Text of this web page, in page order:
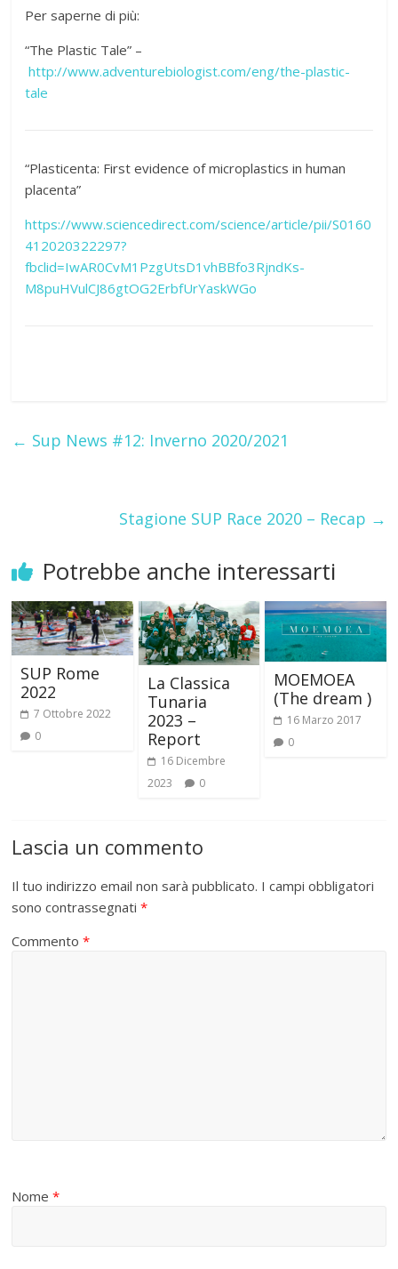
Per saperne di più:
“The Plastic Tale” –
http://www.adventurebiologist.com/eng/the-plastic-
tale
“Plasticenta: First evidence of microplastics in human
placenta”
https://www.sciencedirect.com/science/article/pii/S0160
412020322297?
fbclid=IwAR0CvM1PzgUtsD1vhBBfo3RjndKs-
M8puHVulCJ86gtOG2ErbfUrYaskWGo
← Sup News #12: Inverno 2020/2021
Stagione SUP Race 2020 – Recap →
Potrebbe anche interessarti
SUP Rome
2022
7 Ottobre 2022
0
La Classica
Tunaria
2023 –
Report
16 Dicembre
2023
0
MOEMOEA
(The dream )
16 Marzo 2017
0
Lascia un commento
Il tuo indirizzo email non sarà pubblicato. I campi obbligatori
sono contrassegnati*
Commento*
Nome*